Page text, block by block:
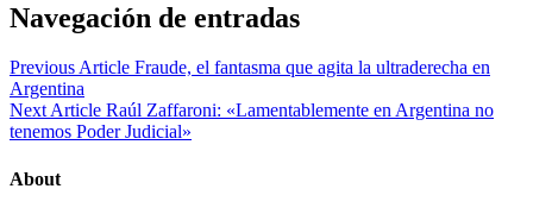
Navegación de entradas
Previous Article Fraude, el fantasma que agita la ultraderecha en
Argentina
Next Article Raúl Zaffaroni: «Lamentablemente en Argentina no
tenemos Poder Judicial»
About